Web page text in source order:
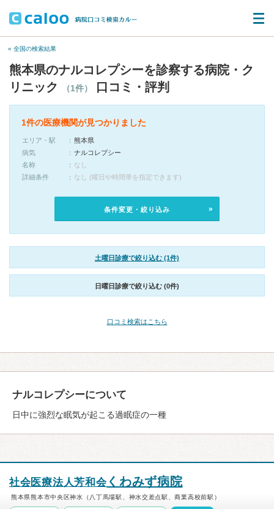
« 全国の検索結果
熊本県のナルコレプシーを診察する病院・ク
リニック
（1件） 口コミ・評判
1件の医療機関が見つかりました
エリア・駅
熊本県
病気
ナルコレプシー
名称
なし
詳細条件
なし (曜日や時間帯を指定できます)
条件変更・絞り込み
土曜日診療で絞り込む (1件)
日曜日診療で絞り込む (0件)
口コミ検索はこちら
ナルコレプシーについて
日中に強烈な眠気が起こる過眠症の一種
社会医療法人芳和会 くわみず病院
熊本県熊本市中央区神水（八丁馬場駅、神水交差点駅、商業高校前駅）